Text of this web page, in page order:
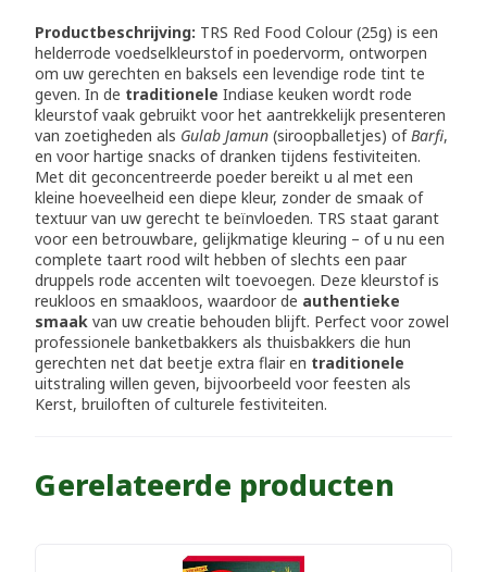
Productbeschrijving: TRS Red Food Colour (25g) is een
helderrode voedselkleurstof in poedervorm, ontworpen
om uw gerechten en baksels een levendige rode tint te
geven. In de traditionele Indiase keuken wordt rode
kleurstof vaak gebruikt voor het aantrekkelijk presenteren
van zoetigheden als Gulab Jamun (siroopballetjes) ofBarfi,
en voor hartige snacks of dranken tijdens festiviteiten.
Met dit geconcentreerde poeder bereikt u al met een
kleine hoeveelheid een diepe kleur, zonder de smaak of
textuur van uw gerecht te beïnvloeden. TRS staat garant
voor een betrouwbare, gelijkmatige kleuring – of u nu een
complete taart rood wilt hebben of slechts een paar
druppels rode accenten wilt toevoegen. Deze kleurstof is
reukloos en smaakloos, waardoor de authentieke
smaak van uw creatie behouden blijft. Perfect voor zowel
professionele banketbakkers als thuisbakkers die hun
gerechten net dat beetje extra flair en traditionele
uitstraling willen geven, bijvoorbeeld voor feesten als
Kerst, bruiloften of culturele festiviteiten.
Gerelateerde producten